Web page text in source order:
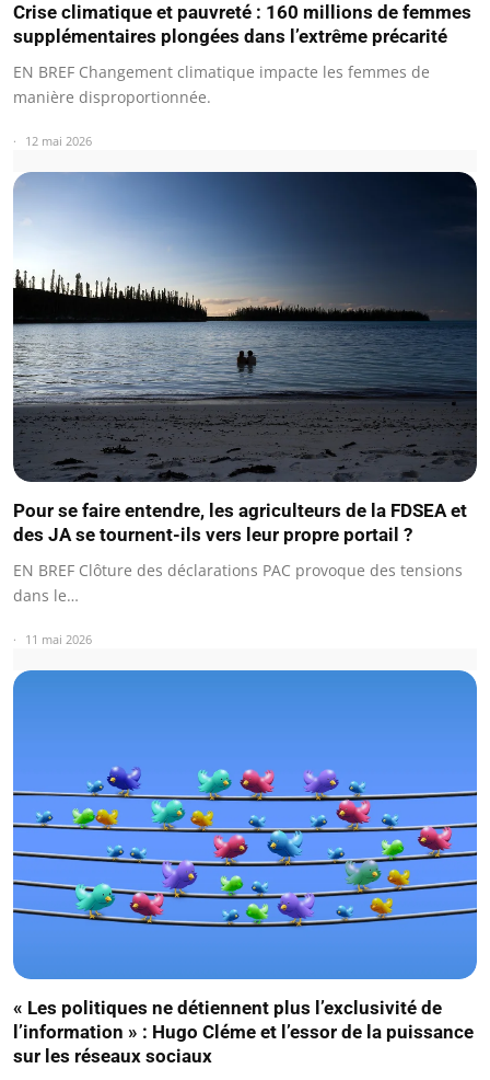
Crise climatique et pauvreté : 160 millions de femmes
supplémentaires plongées dans l’extrême précarité
EN BREF Changement climatique impacte les femmes de
manière disproportionnée.
12 mai 2026
Pour se faire entendre, les agriculteurs de la FDSEA et
des JA se tournent-ils vers leur propre portail ?
EN BREF Clôture des déclarations PAC provoque des tensions
dans le…
11 mai 2026
« Les politiques ne détiennent plus l’exclusivité de
l’information » : Hugo Cléme et l’essor de la puissance
sur les réseaux sociaux